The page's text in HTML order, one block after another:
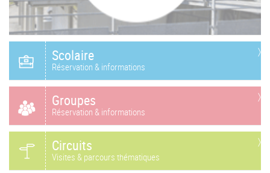
Scolaire
Réservation & informations
Groupes
Réservation & informations
Circuits
Visites & parcours thématiques